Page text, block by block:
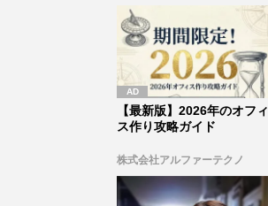
【最新版】2026年のオフィ
ス作り攻略ガイド
株式会社アルファーテクノ